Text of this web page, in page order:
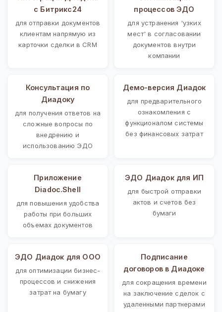
с Битрикс24
для отправки документов
клиентам напрямую из
карточки сделки в CRM
процессов ЭДО
для устранения 'узких
мест' в согласовании
документов внутри
компании
Консультация по
Диадоку
для получения ответов на
сложные вопросы по
внедрению и
использованию ЭДО
Демо-версия Диадок
для предварительного
ознакомления с
функционалом системы
без финансовых затрат
Приложение
Diadoc.Shell
для повышения удобства
работы при больших
объемах документов
ЭДО Диадок для ИП
для быстрой отправки
актов и счетов без
бумаги
ЭДО Диадок для ООО
для оптимизации бизнес-
процессов и снижения
затрат на бумагу
Подписание
договоров в Диадоке
для сокращения времени
на заключение сделок с
удаленными партнерами